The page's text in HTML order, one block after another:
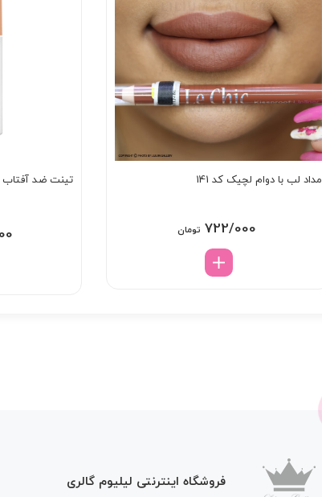
مداد لب با دوام لچیک کد 141
722/000 تومان
تینت ضد آفتاب
فروشگاه اینترنتی لیلیوم گالری